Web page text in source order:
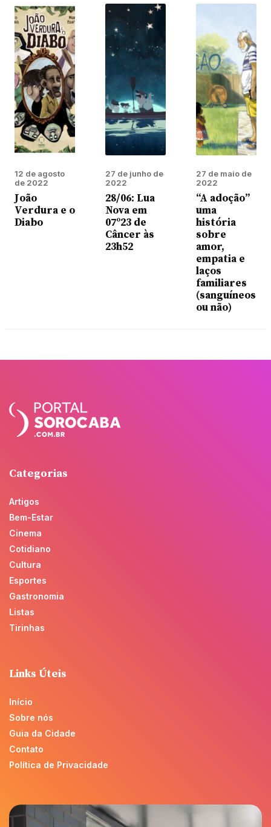
12 de agosto
de 2022
João
Verdura e o
Diabo
27 de junho de
2022
28/06: Lua
Nova em
07º23 de
Câncer às
23h52
27 de maio de
2022
“A adoção”
uma
história
sobre
amor,
empatia e
laços
familiares
(sanguíneos
ou não)
Categorias
Artigos
Bem-Estar
Cinema
Cotidiano
Cultura
Esportes
Gastronomia
Listas
Tirinhas
Links Úteis
Início
Sobre nós
Guia da Cidade
Contato
Política de Privacidade